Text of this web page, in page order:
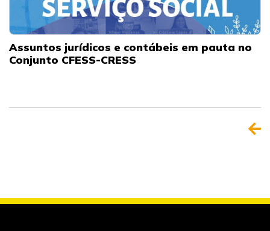
Assuntos jurídicos e contábeis em pauta no
Conjunto CFESS-CRESS